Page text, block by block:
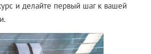
и делайте первый шаг к вашей